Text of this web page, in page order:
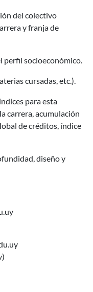
del colectivo
y franja de
perfil socioeconómico.
cursadas, etc.).
para esta
carrera, acumulación
de créditos, índice
diseño y